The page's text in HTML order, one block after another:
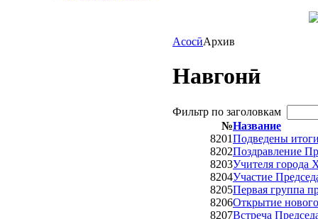
АсосӣАрхив
Навгонӣ
Фильтр по заголовкам
№Название
8201Подведены
8202Поздравление
8203Учителя города
8204Участие
8205Первая группа
8206Открытие
8207Встреча